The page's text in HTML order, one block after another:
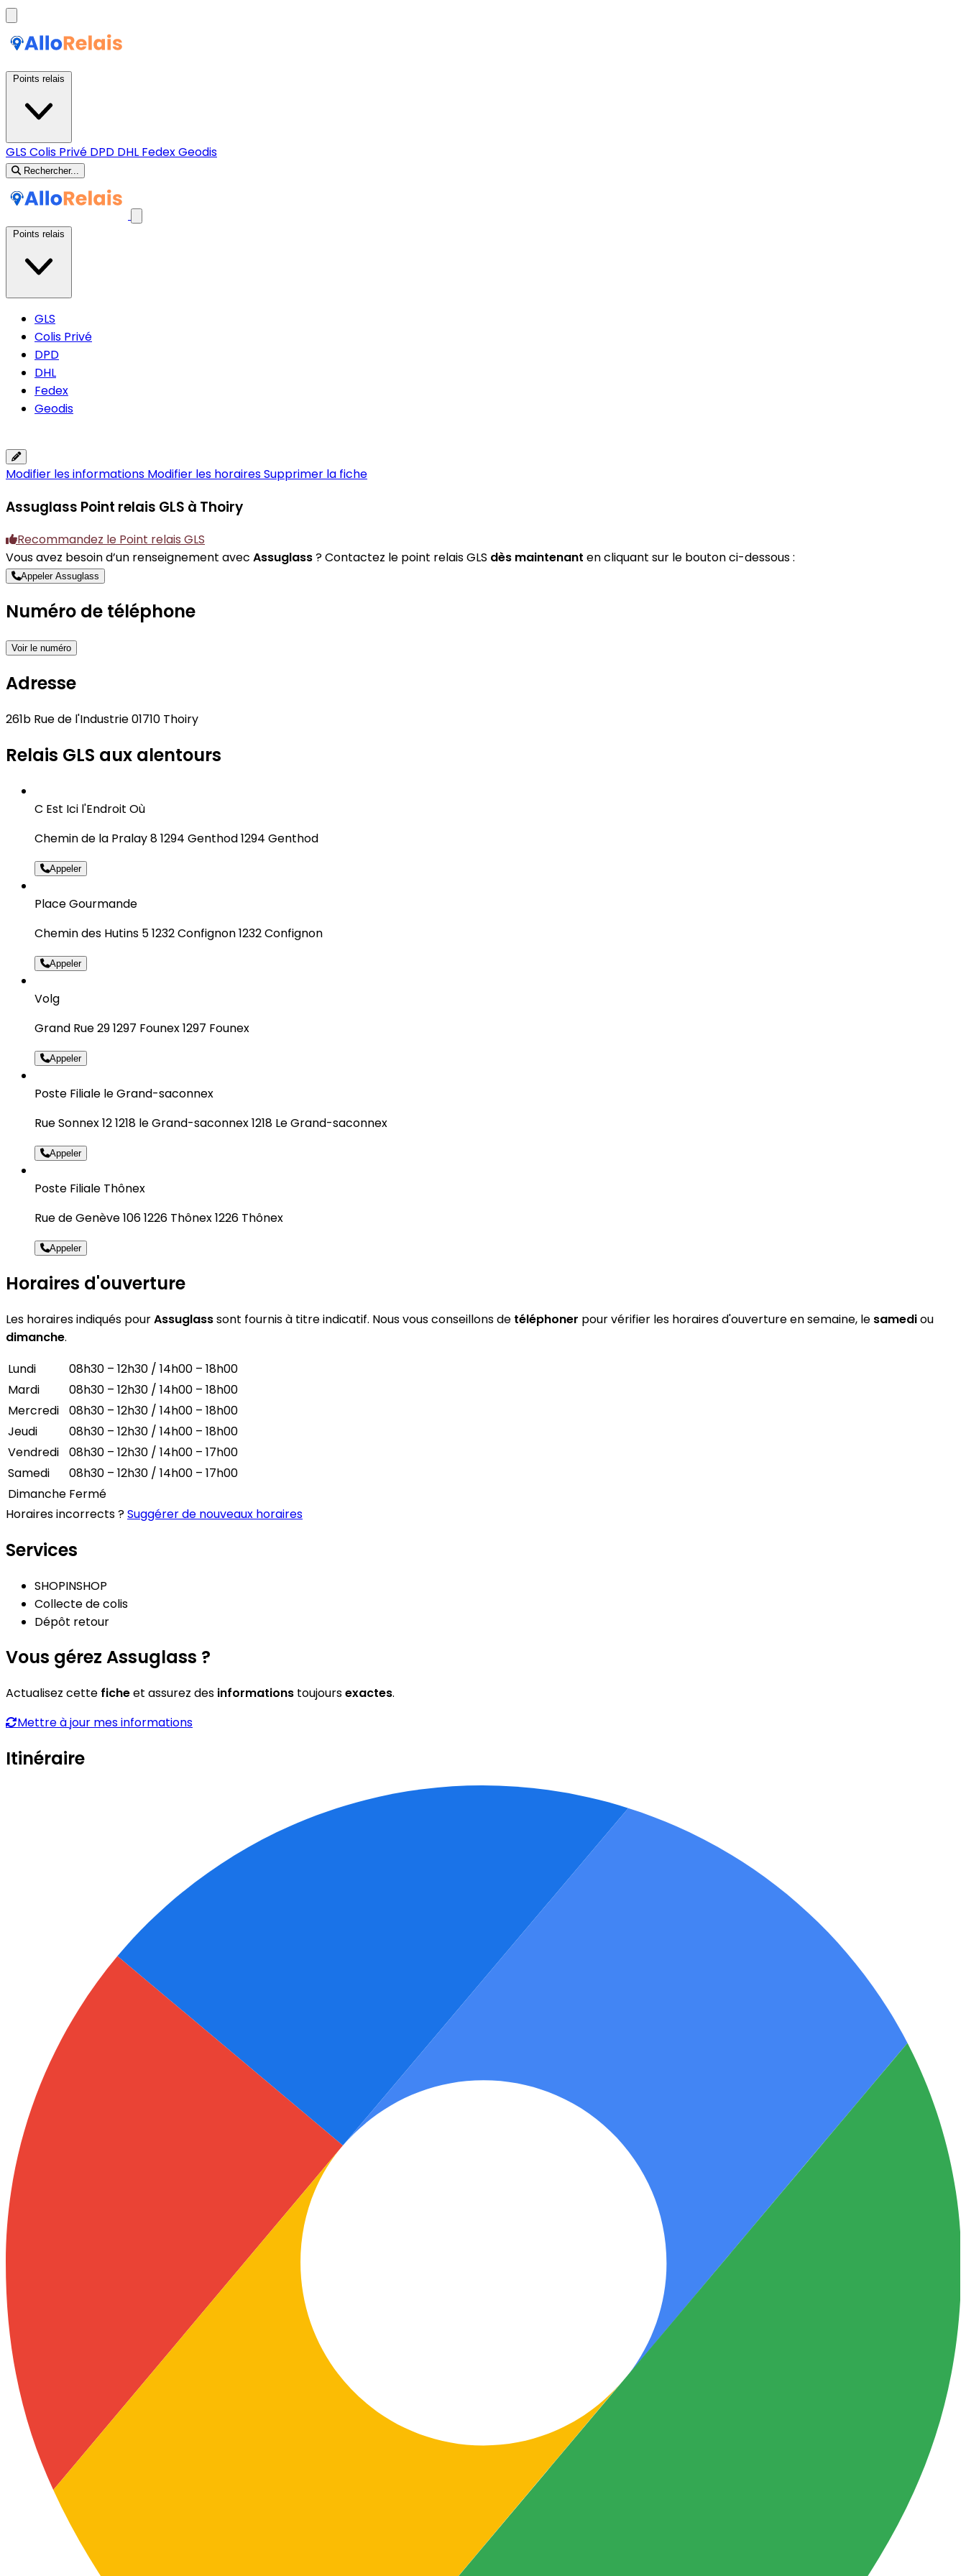
GLS Colis Privé DPD DHL FedexGeodis
Rechercher...
GLS
Colis Privé
DPD
DHL
Fedex
Geodis
Modifier les informations Modifier les horairesSupprimer la fiche
Assuglass Point relais GLS à Thoiry
Recommandez le Point relais GLS
Vous avez besoin d’un renseignement avec Assuglass? Contactez le point relais GLS dès maintenant en cliquant sur le bouton ci-dessous :
Appeler Assuglass
Numéro de téléphone
Voir le numéro
Adresse
261b Rue de l'Industrie 01710 Thoiry
Relais GLS aux alentours
C Est Ici l'Endroit Où
Chemin de la Pralay 8 1294 Genthod 1294 Genthod
Appeler
Place Gourmande
Chemin des Hutins 5 1232 Confignon 1232 Confignon
Appeler
Volg
Grand Rue 29 1297 Founex 1297 Founex
Appeler
Poste Filiale le Grand-saconnex
Rue Sonnex 12 1218 le Grand-saconnex 1218 Le Grand-saconnex
Appeler
Poste Filiale Thônex
Rue de Genève 106 1226 Thônex 1226 Thônex
Appeler
Horaires d'ouverture
Les horaires indiqués pourAssuglasssont fournis à titre indicatif. Nous vous conseillons de téléphoner pour vérifier les horaires d'ouverture en semaine, le samediou
dimanche.
Lundi
08h30 – 12h30 / 14h00 – 18h00
Mardi
08h30 – 12h30 / 14h00 – 18h00
Mercredi
08h30 – 12h30 / 14h00 – 18h00
Jeudi
08h30 – 12h30 / 14h00 – 18h00
Vendredi
08h30 – 12h30 / 14h00 – 17h00
Samedi
08h30 – 12h30 / 14h00 – 17h00
Dimanche Fermé
Horaires incorrects ?Suggérer de nouveaux horaires
Services
SHOPINSHOP
Collecte de colis
Dépôt retour
Vous gérez Assuglass ?
Actualisez cette ficheet assurez des informations toujoursexactes.
Mettre à jour mes informations
Itinéraire